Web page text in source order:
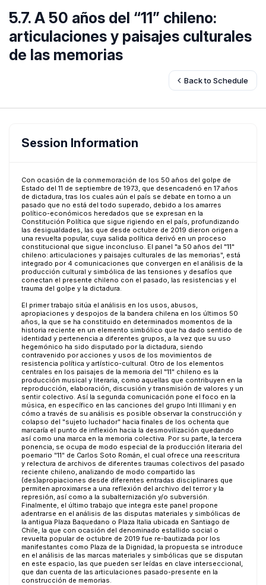
5.7. A 50 años del “11” chileno:
articulaciones y paisajes culturales
de las memorias
Back to Schedule
Session Information
Con ocasión de la conmemoración de los 50 años del golpe de
Estado del 11 de septiembre de 1973, que desencadenó en 17 años
de dictadura, tras los cuales aún el país se debate en torno a un
pasado que no está del todo superado, debido a los amarres
político-económicos heredados que se expresan en la
Constitución Política que sigue rigiendo en el país, profundizando
las desigualdades, las que desde octubre de 2019 dieron origen a
una revuelta popular, cuya salida política derivó en un proceso
constitucional que sigue inconcluso. El panel "a 50 años del "11"
chileno: articulaciones y paisajes culturales de las memorias", está
integrado por 4 comunicaciones que convergen en el análisis de la
producción cultural y simbólica de las tensiones y desafíos que
conectan el presente chileno con el pasado, las resistencias y el
trauma del golpe y la dictadura.
El primer trabajo sitúa el análisis en los usos, abusos,
apropiaciones y despojos de la bandera chilena en los últimos 50
años, la que se ha constituido en determinados momentos de la
historia reciente en un elemento simbólico que ha dado sentido de
identidad y pertenencia a diferentes grupos, a la vez que su uso
hegemónico ha sido disputado por la dictadura, siendo
contravenido por acciones y usos de los movimientos de
resistencia política y artístico-cultural. Otro de los elementos
centrales en los paisajes de la memoria del "11" chileno es la
producción musical y literaria, como aquellas que contribuyen en la
reproducción, elaboración, discusión y transmisión de valores y un
sentir colectivo. Así la segunda comunicación pone el foco en la
música, en específico en las canciones del grupo Inti Illimani y en
cómo a través de su análisis es posible observar la construcción y
colapso del "sujeto luchador" hacia finales de los ochenta que
marcaría el punto de inflexión hacia la desmovilización quedando
así como una marca en la memoria colectiva. Por su parte, la tercera
ponencia, se ocupa de modo especial de la producción literaria del
poemario "11" de Carlos Soto Román, el cual ofrece una reescritura
y relectura de archivos de diferentes traumas colectivos del pasado
reciente chileno, analizando de modo compartido las
(des)apropiaciones desde diferentes entradas disciplinares que
permiten aproximarse a una reflexión del archivo del terror y la
represión, así como a la subalternización y/o subversión.
Finalmente, el último trabajo que integra este panel propone
adentrarse en el análisis de las disputas materiales y simbólicas de
la antigua Plaza Baquedano o Plaza Italia ubicada en Santiago de
Chile, la que con ocasión del denominado estallido social o
revuelta popular de octubre de 2019 fue re-bautizada por los
manifestantes como Plaza de la Dignidad, la propuesta se introduce
en el análisis de las marcas materiales y simbólicas que se disputan
en este espacio, las que pueden ser leídas en clave interseccional,
que dan cuenta de las articulaciones pasado-presente en la
construcción de memorias.